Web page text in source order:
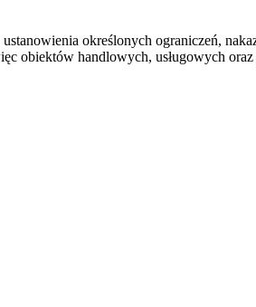
określonych ograniczeń,
obiektów handlowych, usługowych